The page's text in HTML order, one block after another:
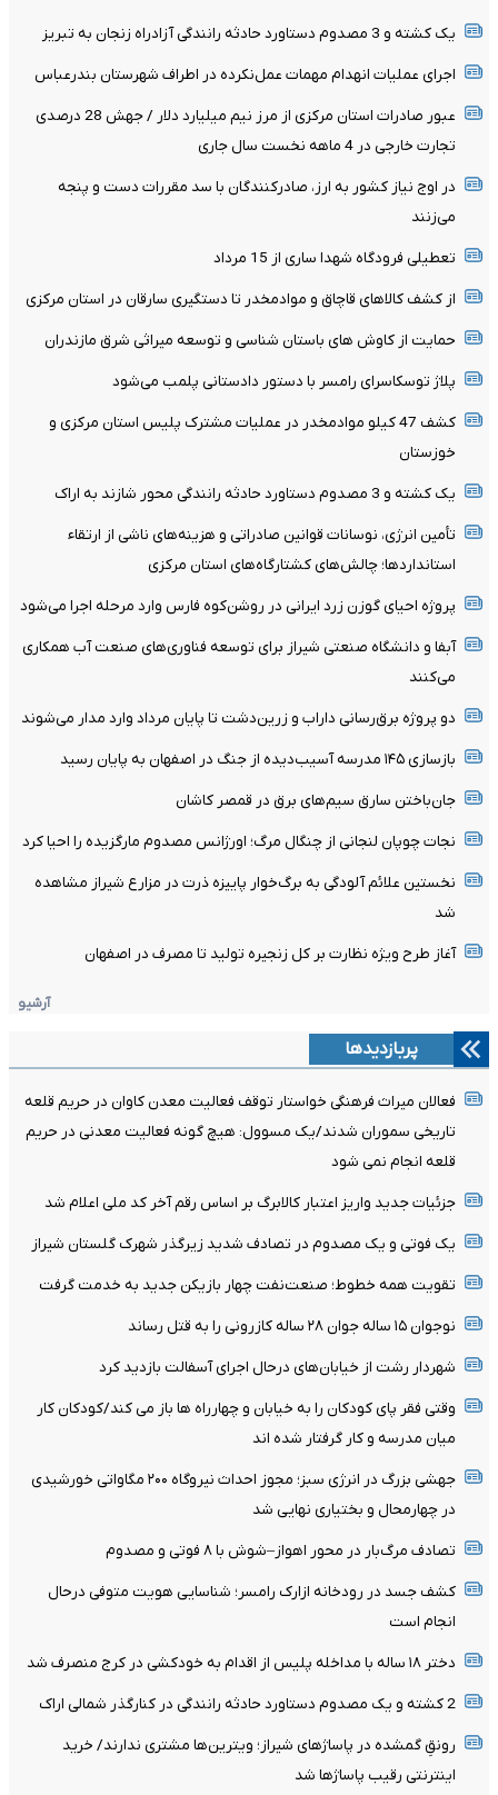
یک کشته و 3 مصدوم دستاورد حادثه رانندگی آزادراه زنجان به تبریز
اجرای عملیات انهدام مهمات عمل‌نکرده در اطراف شهرستان بندرعباس
عبور صادرات استان مرکزی از مرز نیم میلیارد دلار / جهش 28 درصدی
تجارت خارجی در 4 ماهه نخست سال جاری
در اوج نیاز کشور به ارز، صادرکنندگان با سد مقررات دست و پنجه
می‌زنند
تعطیلی فرودگاه شهدا ساری از 15 مرداد
از کشف کالاهای قاچاق و موادمخدر تا دستگیری سارقان در استان مرکزی
حمایت از کاوش های باستان شناسی و توسعه میراثی شرق مازندران
پلاژ توسکاسرای رامسر با دستور دادستانی پلمب می‌شود
کشف 47 کیلو موادمخدر در عملیات مشترک پلیس استان مرکزی و
خوزستان
یک کشته و 3 مصدوم دستاورد حادثه رانندگی محور شازند به اراک
تأمین انرژی، نوسانات قوانین صادراتی و هزینه‌های ناشی از ارتقاء
استانداردها؛ چالش‌های کشتارگاه‌های استان مرکزی
پروژه احیای گوزن زرد ایرانی در روشن‌کوه فارس وارد مرحله اجرا می‌شود
آبفا و دانشگاه صنعتی شیراز برای توسعه فناوری‌های صنعت آب همکاری
می‌کنند
دو پروژه برق‌رسانی داراب و زرین‌دشت تا پایان مرداد وارد مدار می‌شوند
بازسازی ۱۴۵ مدرسه آسیب‌دیده از جنگ در اصفهان به پایان رسید
جان‌باختن سارق سیم‌های برق در قمصر کاشان
نجات چوپان لنجانی از چنگال مرگ؛ اورژانس مصدوم مارگزیده را احیا کرد
نخستین علائم آلودگی به برگ‌خوار پاییزه ذرت در مزارع شیراز مشاهده
شد
آغاز طرح ویژه نظارت بر کل زنجیره تولید تا مصرف در اصفهان
آرشیو
پربازدیدها
فعالان میراث فرهنگی خواستار توقف فعالیت معدن کاوان در حریم قلعه
تاریخی سموران شدند/یک مسوول: هیچ گونه فعالیت معدنی در حریم
قلعه انجام نمی شود
جزئیات جدید واریز اعتبار کالابرگ بر اساس رقم آخر کد ملی اعلام شد
یک فوتی و یک مصدوم در تصادف شدید زیرگذر شهرک گلستان شیراز
تقویت همه خطوط؛ صنعت‌نفت چهار بازیکن جدید به خدمت گرفت
نوجوان ۱۵ ساله جوان ۲۸ ساله کازرونی را به قتل رساند
شهردار رشت از خیابان‌های درحال اجرای آسفالت بازدید کرد
وقتی فقر پای کودکان را به خیابان و چهارراه ها باز می کند/کودکان کار
میان مدرسه و کار گرفتار شده اند
جهشی بزرگ در انرژی سبز؛ مجوز احداث نیروگاه ۲۰۰ مگاواتی خورشیدی
در چهارمحال‌ و بختیاری نهایی شد
تصادف مرگ‌بار در محور اهواز–شوش با ۸ فوتی و مصدوم
کشف جسد در رودخانه ازارک رامسر؛ شناسایی هویت متوفی درحال
انجام است
دختر ۱۸ ساله با مداخله پلیس از اقدام به خودکشی در کرج منصرف شد
2 کشته و یک مصدوم دستاورد حادثه رانندگی در کنارگذر شمالی اراک
رونقِ گمشده در پاساژهای شیراز؛ ویترین‌ها مشتری ندارند/ خرید
اینترنتی رقیب پاساژها شد